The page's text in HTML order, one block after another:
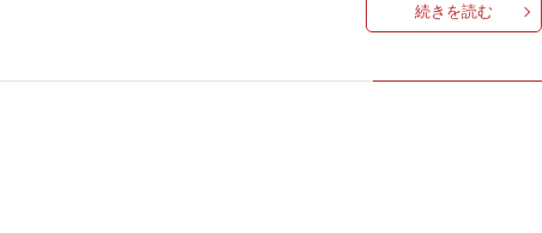
続きを読む